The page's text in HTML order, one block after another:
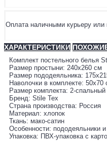
Оплата наличными курьеру или
ХАРАКТЕРИСТИКИ
Комплект постельного белья
Размер простыни: 240х260 см
Размер пододеяльника:
Наволочки в комплекте:
Размер комплекта: 2-спальный
Бренд: Stile Tex
Страна производства: Россия
Материал: хлопок
Ткань: мако-сатин
Особенности: пододеяльники
Упаковка: ПВХ-упаковка с